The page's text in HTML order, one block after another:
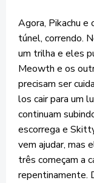
Agora, Pikachu
túnel, correndo.
um trilha e eles
Meowth e os
precisam ser
los cair para um
continuam
escorrega e
vem ajudar, mas
três começam a
repentinamente.